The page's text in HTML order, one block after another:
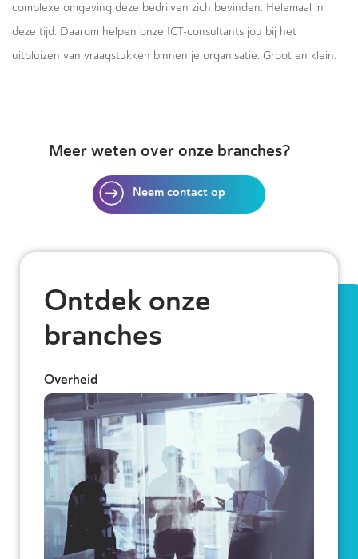
complexe omgeving deze bedrijven zich bevinden. Helemaal in
deze tijd. Daarom helpen onze ICT-consultants jou bij het
uitpluizen van vraagstukken binnen je organisatie. Groot en klein.
Meer weten over onze branches?
Neem contact op
Ontdek onze
branches
Overheid